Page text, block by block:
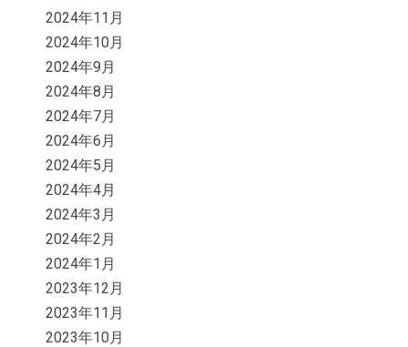
2024年11月
2024年10月
2024年9月
2024年8月
2024年7月
2024年6月
2024年5月
2024年4月
2024年3月
2024年2月
2024年1月
2023年12月
2023年11月
2023年10月